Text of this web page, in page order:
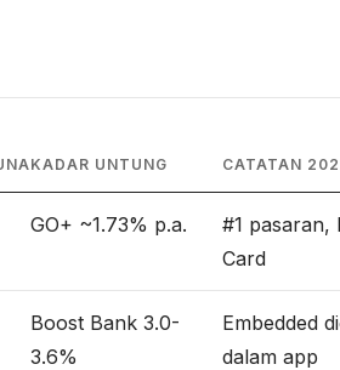
KADAR UNTUNG CATATAN
GO+ ~1.73% p.a.
#1 pasaran,
Card
Boost Bank 3.0-
3.6%
Embedded
dalam app